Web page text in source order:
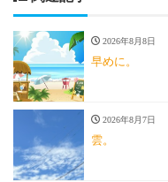
2026年8月8日
早めに。
2026年8月7日
雲。